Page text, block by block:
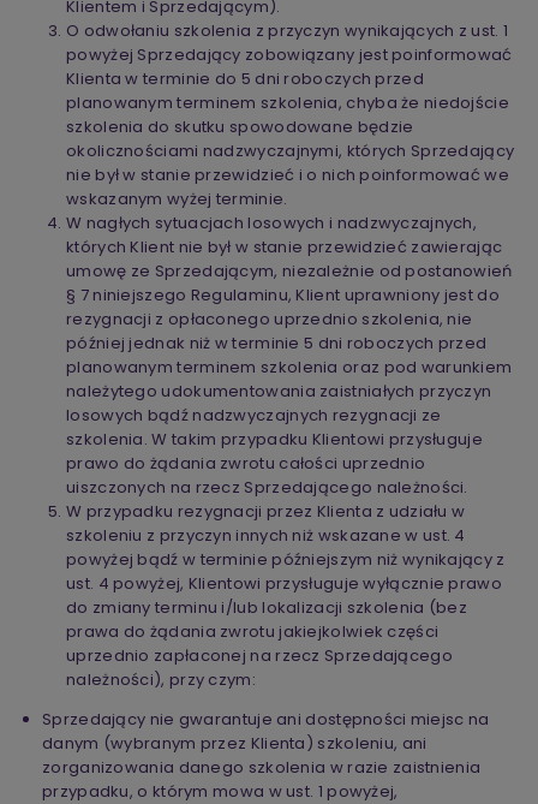
Klientem i Sprzedającym).
O odwołaniu szkolenia z przyczyn wynikających z ust. 1
powyżej Sprzedający zobowiązany jest poinformować
Klienta w terminie do 5 dni roboczych przed
planowanym terminem szkolenia, chyba że niedojście
szkolenia do skutku spowodowane będzie
okolicznościami nadzwyczajnymi, których Sprzedający
nie był w stanie przewidzieć i o nich poinformować we
wskazanym wyżej terminie.
W nagłych sytuacjach losowych i nadzwyczajnych,
których Klient nie był w stanie przewidzieć zawierając
umowę ze Sprzedającym, niezależnie od postanowień
§ 7 niniejszego Regulaminu, Klient uprawniony jest do
rezygnacji z opłaconego uprzednio szkolenia, nie
później jednak niż w terminie 5 dni roboczych przed
planowanym terminem szkolenia oraz pod warunkiem
należytego udokumentowania zaistniałych przyczyn
losowych bądź nadzwyczajnych rezygnacji ze
szkolenia. W takim przypadku Klientowi przysługuje
prawo do żądania zwrotu całości uprzednio
uiszczonych na rzecz Sprzedającego należności.
W przypadku rezygnacji przez Klienta z udziału w
szkoleniu z przyczyn innych niż wskazane w ust. 4
powyżej bądź w terminie późniejszym niż wynikający z
ust. 4 powyżej, Klientowi przysługuje wyłącznie prawo
do zmiany terminu i/lub lokalizacji szkolenia (bez
prawa do żądania zwrotu jakiejkolwiek części
uprzednio zapłaconej na rzecz Sprzedającego
należności), przy czym:
Sprzedający nie gwarantuje ani dostępności miejsc na
danym (wybranym przez Klienta) szkoleniu, ani
zorganizowania danego szkolenia w razie zaistnienia
przypadku, o którym mowa w ust. 1 powyżej,